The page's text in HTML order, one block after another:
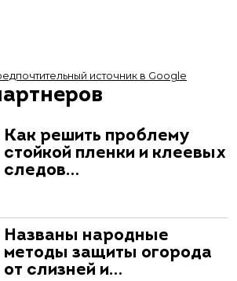
источник в Google
Как решить проблему
стойкой пленки и клеевых
следов…
Названы народные
методы защиты огорода
от слизней и…